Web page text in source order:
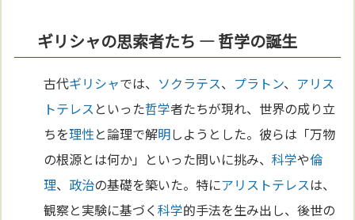
ギリシャの思索者たち — 哲学の誕生
古代ギリシャでは、 ソクラテス、 プラトン、 アリス
トテレス といった哲学者たちが現れ、世界の成り立
ちを理性と論理で解明しようとした。彼らは「万物
の根源とは何か」といった問いに挑み、科学や倫
理、 政治の基礎を築いた。特にアリストテレスは、
観察と実験に基づく科学的手法を生み出し、後世の